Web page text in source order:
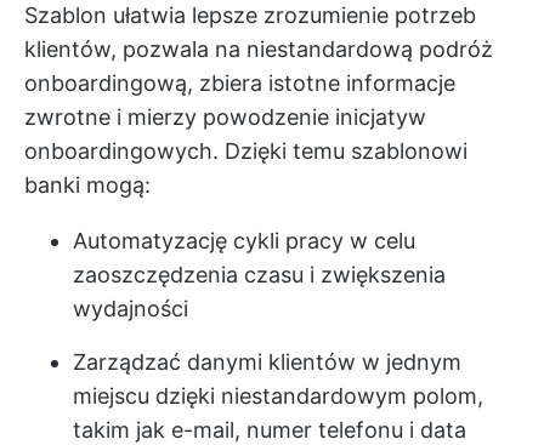
Szablon ułatwia lepsze zrozumienie potrzeb
klientów, pozwala na niestandardową podróż
onboardingową, zbiera istotne informacje
zwrotne i mierzy powodzenie inicjatyw
onboardingowych. Dzięki temu szablonowi
banki mogą:
Automatyzację cykli pracy w celu
zaoszczędzenia czasu i zwiększenia
wydajności
Zarządzać danymi klientów w jednym
miejscu dzięki niestandardowym polom,
takim jak e-mail, numer telefonu i data